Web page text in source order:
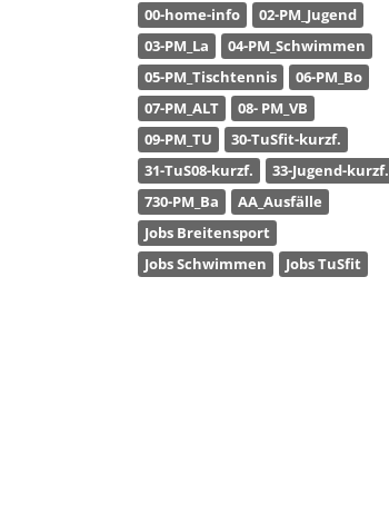
00-home-info
02-PM_Jugend
03-PM_La
04-PM_Schwimmen
05-PM_Tischtennis
06-PM_Bo
07-PM_ALT
08- PM_VB
09-PM_TU
30-TuSfit-kurzf.
31-TuS08-kurzf.
33-Jugend-kurzf.
730-PM_Ba
AA_Ausfälle
Jobs Breitensport
Jobs Schwimmen
Jobs TuSfit